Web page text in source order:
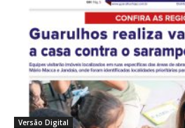
Versão Digital